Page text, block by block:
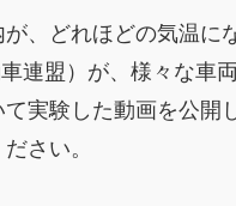
、どれほどの気温に
連盟）が、様々な車
実験した動画を公開
さい。